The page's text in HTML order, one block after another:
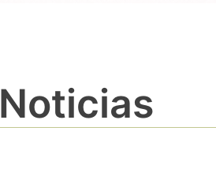
Noticias